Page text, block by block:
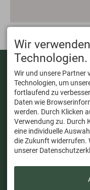
KONTAKT
Dein Wanderguide
Mobil:
+49 17647631063
Mail:
Wir
Technologien.
Wir und unsere Partner
Technologien, um
fortlaufend zu
Daten wie
werden. Durch Klicken
Verwendung zu. Durch
eine individuelle
die Zukunft widerrufen.
unserer